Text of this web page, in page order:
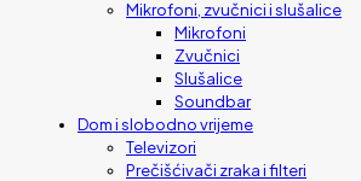
Mikrofoni, zvučnici i slušalice
Mikrofoni
Zvučnici
Slušalice
Soundbar
Dom i slobodno vrijeme
Televizori
Prečišćivači zraka i filteri